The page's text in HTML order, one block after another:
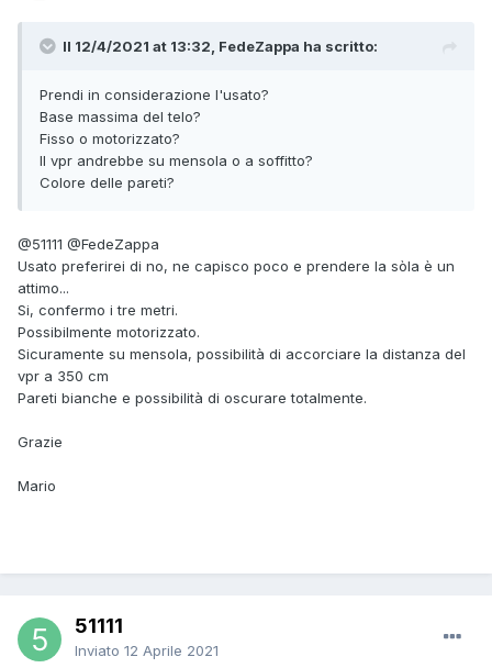
Il 12/4/2021 at 13:32, FedeZappa ha scritto:
Prendi in considerazione l'usato?
Base massima del telo?
Fisso o motorizzato?
Il vpr andrebbe su mensola o a soffitto?
Colore delle pareti?
@51111 @FedeZappa
Usato preferirei di no, ne capisco poco e prendere la sòla è un
attimo...
Si, confermo i tre metri.
Possibilmente motorizzato.
Sicuramente su mensola, possibilità di accorciare la distanza del
vpr a 350 cm
Pareti bianche e possibilità di oscurare totalmente.
Grazie
Mario
51111
Inviato 12 Aprile 2021